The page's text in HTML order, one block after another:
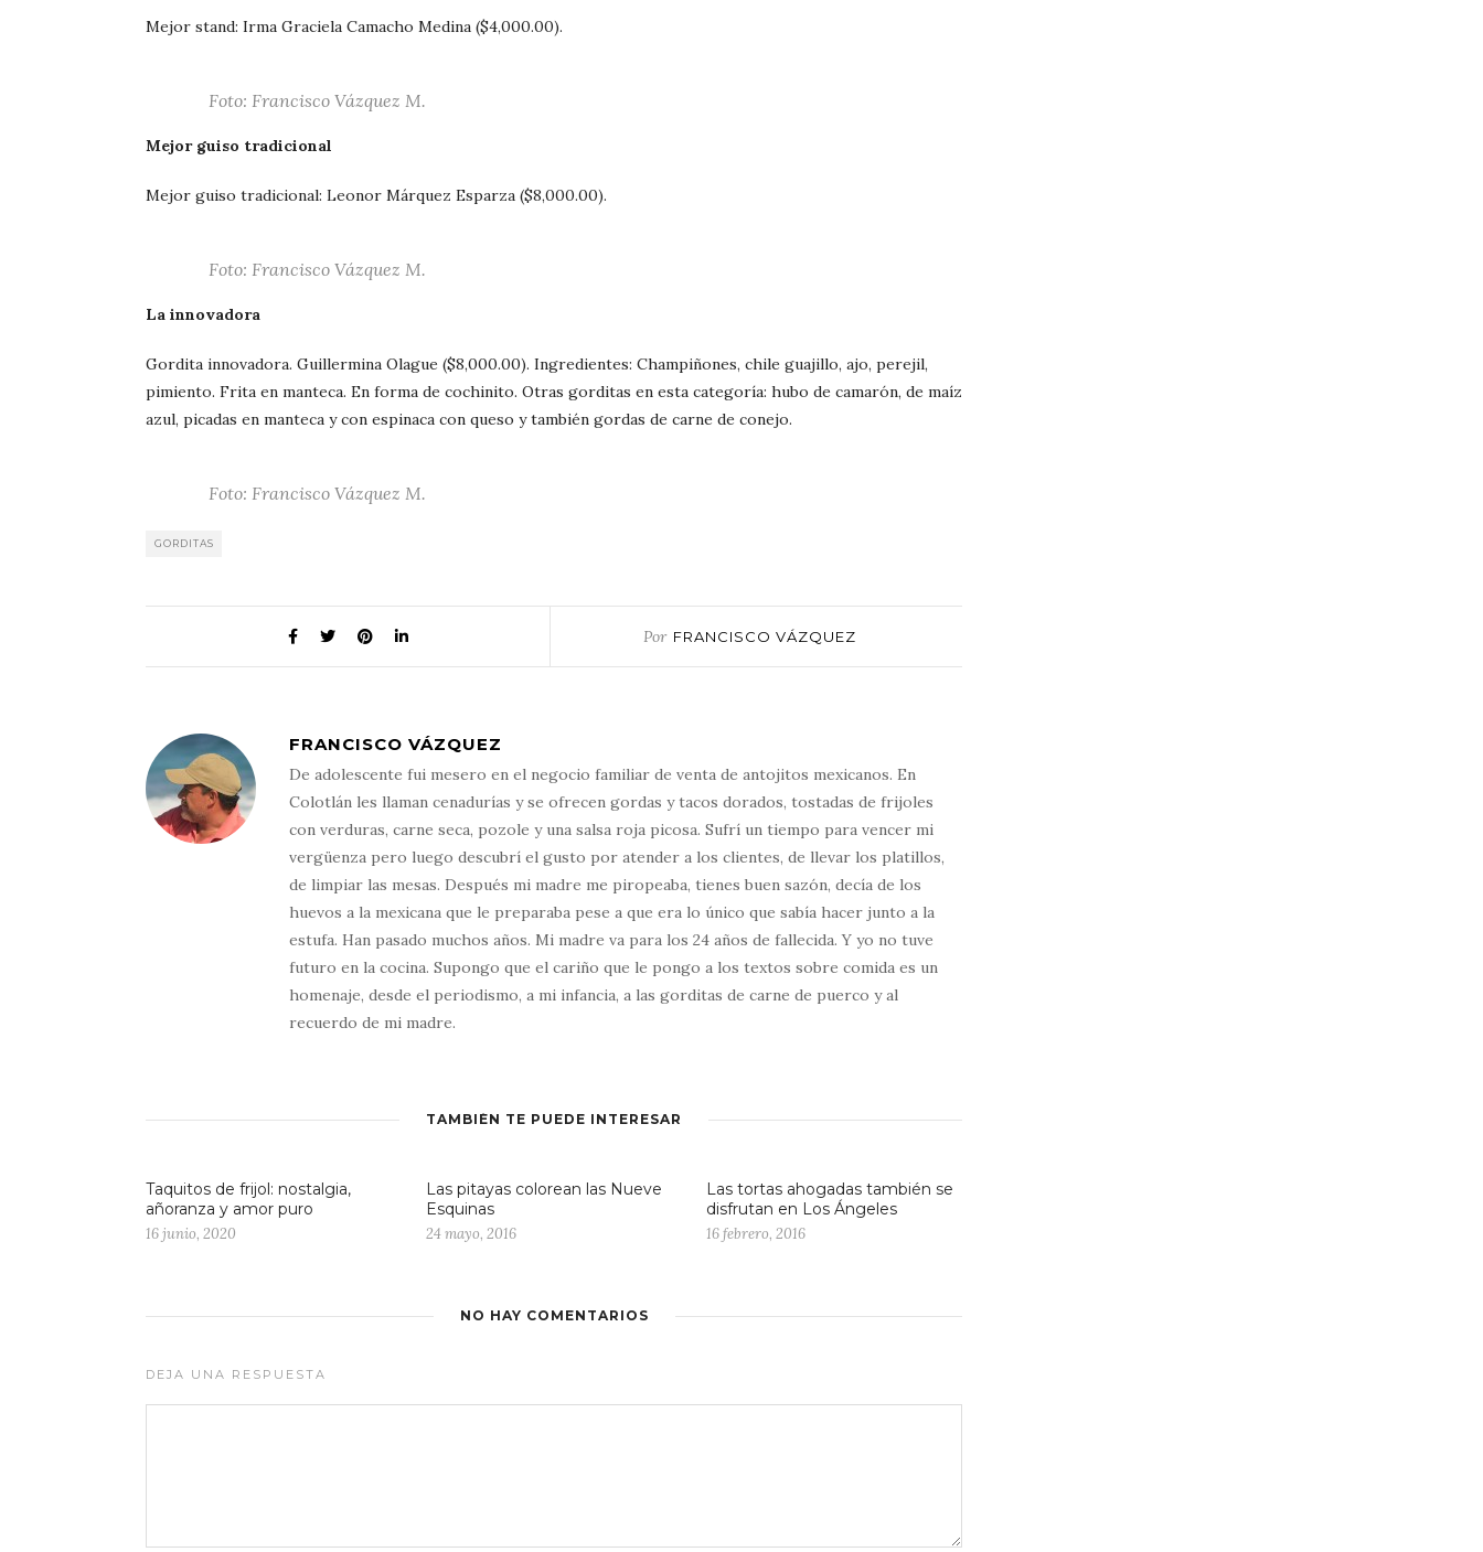
Mejor stand: Irma Graciela Camacho Medina ($4,000.00).
Foto: Francisco Vázquez M.
Mejor guiso tradicional
Mejor guiso tradicional: Leonor Márquez Esparza ($8,000.00).
Foto: Francisco Vázquez M.
La innovadora
Gordita innovadora. Guillermina Olague ($8,000.00). Ingredientes: Champiñones, chile guajillo, ajo, perejil,
pimiento. Frita en manteca. En forma de cochinito. Otras gorditas en esta categoría: hubo de camarón, de maíz
azul, picadas en manteca y con espinaca con queso y también gordas de carne de conejo.
Foto: Francisco Vázquez M.
GORDITAS
Por FRANCISCO VÁZQUEZ
FRANCISCO VÁZQUEZ
De adolescente fui mesero en el negocio familiar de venta de antojitos mexicanos. En
Colotlán les llaman cenadurías y se ofrecen gordas y tacos dorados, tostadas de frijoles
con verduras, carne seca, pozole y una salsa roja picosa. Sufrí un tiempo para vencer mi
vergüenza pero luego descubrí el gusto por atender a los clientes, de llevar los platillos,
de limpiar las mesas. Después mi madre me piropeaba, tienes buen sazón, decía de los
huevos a la mexicana que le preparaba pese a que era lo único que sabía hacer junto a la
estufa. Han pasado muchos años. Mi madre va para los 24 años de fallecida. Y yo no tuve
futuro en la cocina. Supongo que el cariño que le pongo a los textos sobre comida es un
homenaje, desde el periodismo, a mi infancia, a las gorditas de carne de puerco y al
recuerdo de mi madre.
TAMBIÉN TE PUEDE INTERESAR
Taquitos de frijol: nostalgia,
añoranza y amor puro
16 junio, 2020
Las pitayas colorean las Nueve
Esquinas
24 mayo, 2016
Las tortas ahogadas también se
disfrutan en Los Ángeles
16 febrero, 2016
NO HAY COMENTARIOS
DEJA UNA RESPUESTA